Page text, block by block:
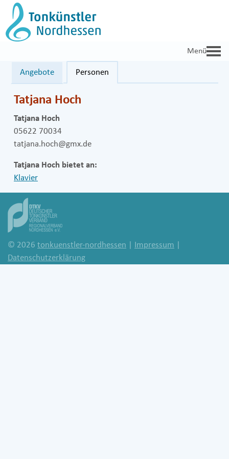
Zum
Inhalt
springen
Angebote Personen
Tatjana Hoch
Tatjana Hoch
05622 70034
tatjana.hoch@gmx.de
Tatjana Hoch bietet an:
Klavier
© 2026 tonkuenstler-nordhessen Impressum
Datenschutzerklärung